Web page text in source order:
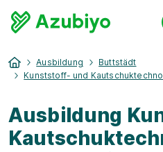
Ausbildung
Buttstädt
Kunststoff- und
Ausbildung